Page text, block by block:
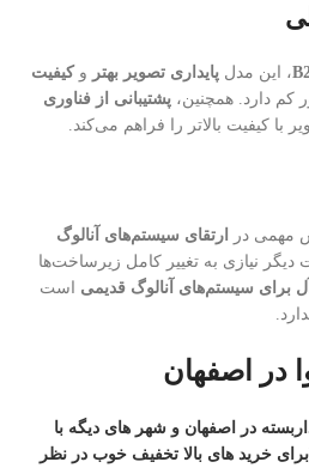
، این مدل پایداری تصویر بهتر وکیفیت
کم دارد. همچنین، پشتیبانی از فناوری
با کیفیت بالاتر را فراهم می‌کند.
مهمی در
ارتقای سیستم‌های آنالوگ
دیگر نیازی به تغییر کامل زیرساخت‌ها
برای سیستم‌های آنالوگ قدیمی است
در اصفهان
در اصفهان و شهر های دیگه با
خرید های بالا تخفیف خوب در نظر